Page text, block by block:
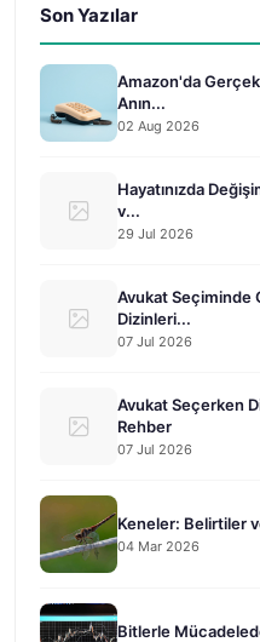
Son Yazılar
Amazon'da
Anın...
02 Aug 2026
Hayatınızda
v...
29 Jul 2026
Avukat Seçiminde
Dizinleri...
07 Jul 2026
Avukat Seçerken
Rehber
07 Jul 2026
Keneler: Belirtiler
04 Mar 2026
Bitlerle